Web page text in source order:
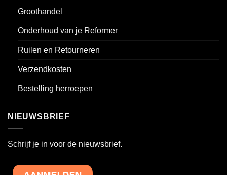
Groothandel
Onderhoud van je Reformer
Ruilen en Retourneren
Verzendkosten
Bestelling herroepen
NIEUWSBRIEF
Schrijf je in voor de nieuwsbrief.